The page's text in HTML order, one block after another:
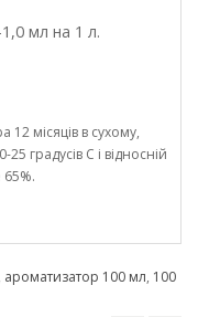
1,0 мл на 1 л.
12 місяців в сухому,
градусів С і відносній
65%.
ароматизатор 100 мл, 100